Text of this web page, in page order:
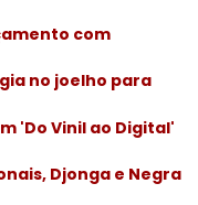
com
no joelho para
'Do Vinil ao Digital'
Djonga e Negra